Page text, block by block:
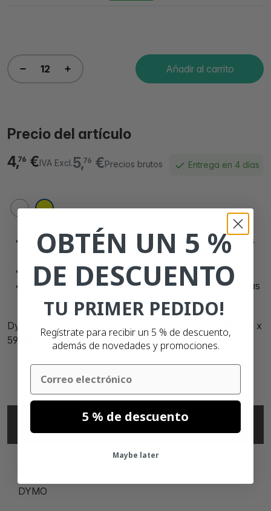
Añadir al carrito
Precio del artículo
5,76 €Precios brutos
4,76 €IVA Excl. Entrega en 4 días
Compras superiores a 350,- No paga los gastos
de envío!
Son mas de90.000 clientes satisfechos
Compras realizadas antes de las 21:00 horas días
laborales, serán despachadas el mismo día.
Dymo 99019 / S0722480 Etiquetas compatibles, 190mm x
59mm, 110 etiquetas, blanco, permanente
ESPECIFICACIONES
DYMO
OBTÉN UN 5 %
DE DESCUENTO
TU PRIMER PEDIDO!
Regístrate para recibir un 5 % de descuento,
además de novedades y promociones.
Email
5 % de descuento
Maybe later